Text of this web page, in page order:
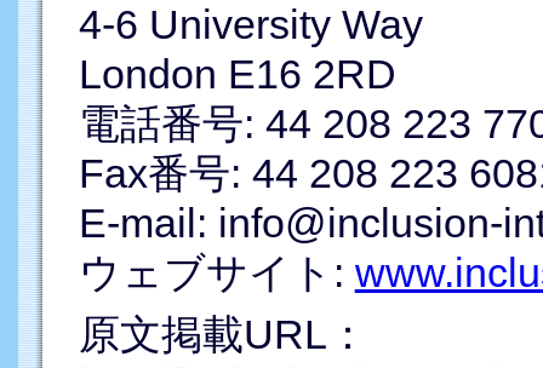
4-6 University Way
London E16 2RD
電話番号: 44 208 223
Fax番号: 44 208 223
E-mail: info@inclusion-
ウェブサイト:
原文掲載URL：